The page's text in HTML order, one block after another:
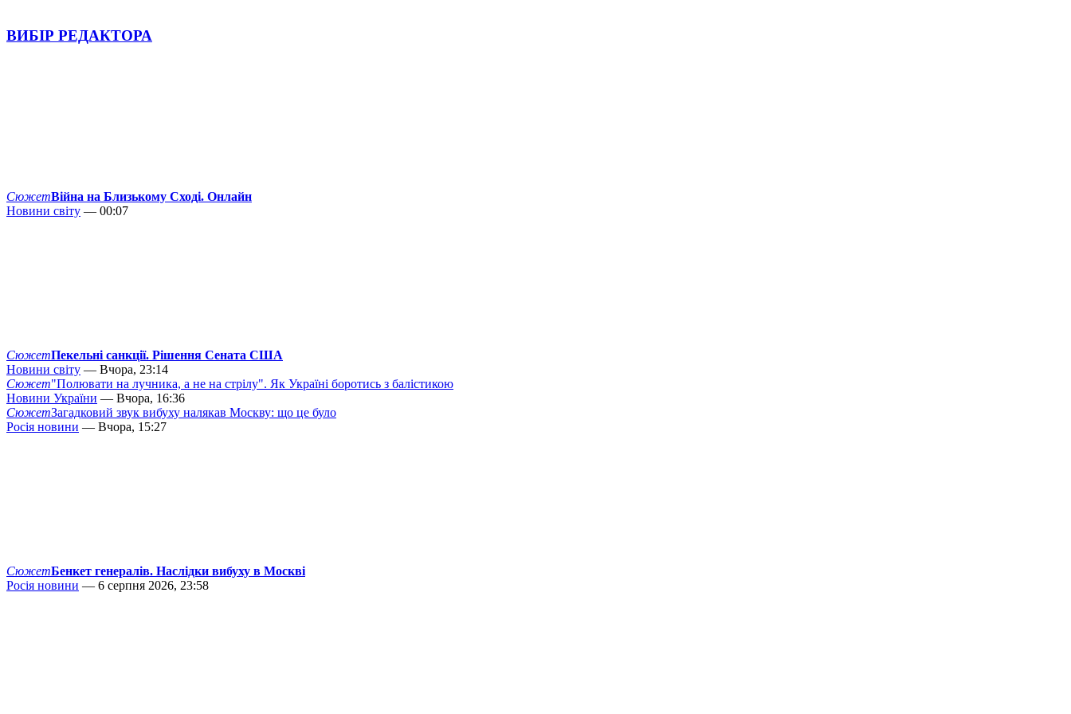
ВИБІР РЕДАКТОРА
СюжетВійна на Близькому Сході. Онлайн
Новини світу — 00:07
СюжетПекельні санкції. Рішення Сената США
Новини світу — Вчора, 23:14
Сюжет"Полювати на лучника, а не на стрілу". Як Україні боротись з балістикою
Новини України — Вчора, 16:36
СюжетЗагадковий звук вибуху налякав Москву: що це було
Росія новини — Вчора, 15:27
СюжетБенкет генералів. Наслідки вибуху в Москві
Росія новини — 6 серпня 2026, 23:58